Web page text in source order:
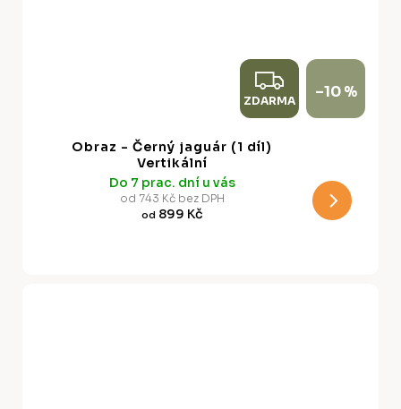
Z
D
ZDARMA –10 %
Obraz - Černý jaguár (1 díl)
Vertikální
Do 7 prac. dní u vás
od 743 Kč bez DPH
od 899 Kč